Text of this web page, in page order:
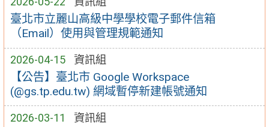
臺北市立麗山高級中學學校電子郵件信箱
（Email）使用與管理規範通知
2026-04-15 資訊組
【公告】臺北市 Google Workspace
(@gs.tp.edu.tw) 網域暫停新建帳號通知
2026-03-11 資訊組